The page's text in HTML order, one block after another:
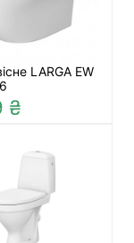
LARGA EW
₴